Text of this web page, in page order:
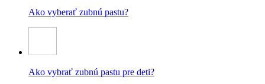
Ako vyberať zubnú pastu?
Ako vybrať zubnú pastu pre deti?